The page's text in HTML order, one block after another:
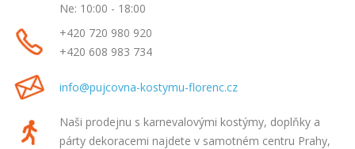
Ne: 10:00 - 18:00
+420 720 980 920
+420 608 983 734
info@pujcovna-kostymu-florenc.cz
Naši prodejnu s karnevalovými kostýmy, doplňky a
párty dekoracemi najdete v samotném centru Prahy,